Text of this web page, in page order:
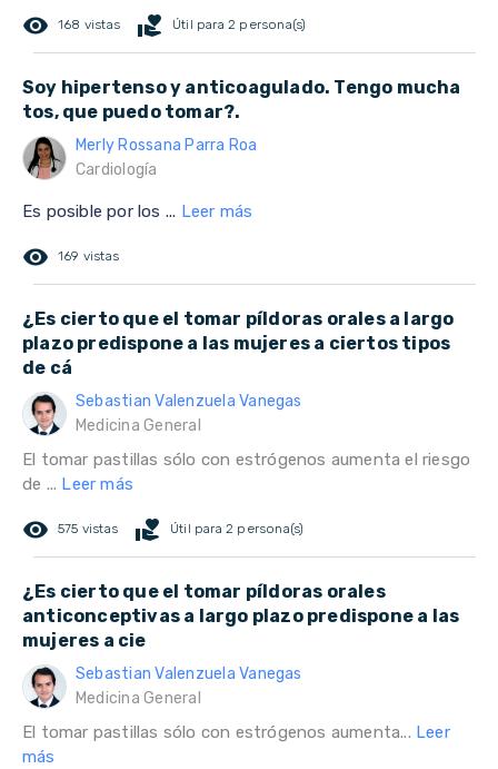
remove_red_eye 168 vistas volunteer_activism Útil para 2 persona(s)
Soy hipertenso y anticoagulado. Tengo mucha
tos, que puedo tomar?.
Merly Rossana Parra Roa
Cardiología
Es posible por los ... Leer más
remove_red_eye 169 vistas
¿Es cierto que el tomar píldoras orales a largo
plazo predispone a las mujeres a ciertos tipos
de cá
Sebastian Valenzuela Vanegas
Medicina General
El tomar pastillas sólo con estrógenos aumenta el riesgo
de ... Leer más
remove_red_eye 575 vistas volunteer_activism Útil para 2 persona(s)
¿Es cierto que el tomar píldoras orales
anticonceptivas a largo plazo predispone a las
mujeres a cie
Sebastian Valenzuela Vanegas
Medicina General
El tomar pastillas sólo con estrógenos aumenta... Leer
más